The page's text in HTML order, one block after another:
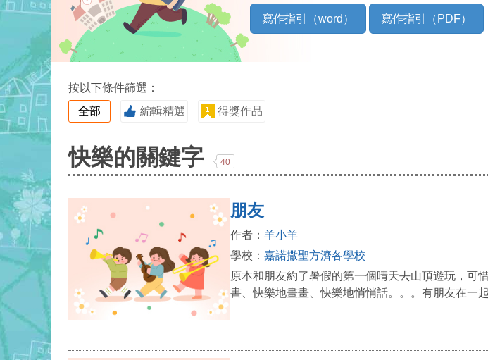
寫作指引（word） 寫作指引（PDF）
按以下條件篩選：
全部
編輯精選 得獎作品
快樂的關鍵字 40
朋友
作者： 羊小羊
學校： 嘉諾撒聖方濟各學校
原本和朋友約了暑假的第一個晴天去山頂遊玩，可
書、快樂地畫畫、快樂地悄悄話。。。有朋友在一